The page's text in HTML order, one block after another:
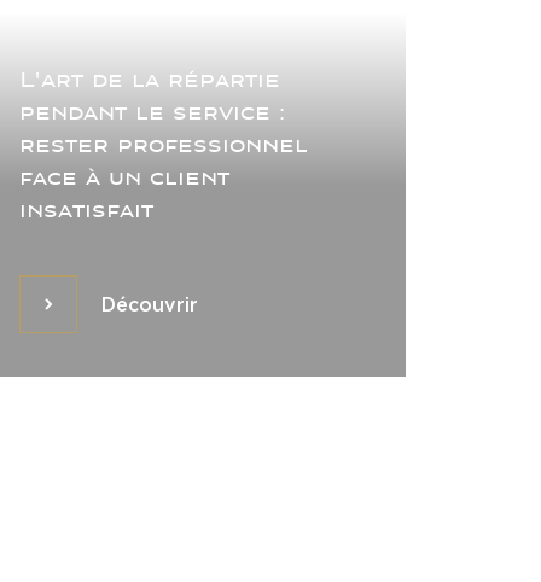
L'art de la répartie
pendant le service :
rester professionnel
face à un client
insatisfait
DécouvrirDécouvrir